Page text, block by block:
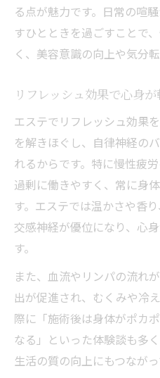
エステ活用で健康
法
奈良県で始めるリ
る点が魅力です。日常の喧
すひとときを過ごすことで
く、美容意識の向上や気分
リフレッシュ効果で心身
エステでリフレッシュ効果
を解きほぐし、自律神経の
れるからです。特に慢性疲
過剰に働きやすく、常に身
す。エステでは温かさや香
交感神経が優位になり、心
す。
また、血流やリンパの流れ
出が促進され、むくみや冷
際に「施術後は身体がポカ
なる」といった体験談も多
生活の質の向上にもつながっ